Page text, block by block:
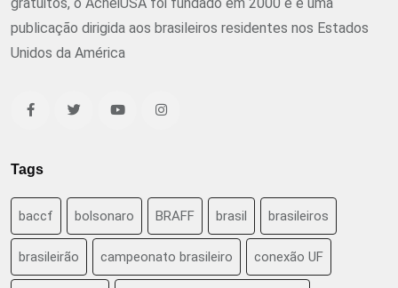
publicação dirigida aos brasileiros residentes nos Estados
Unidos da América
Tags
baccf bolsonaro BRAFF brasil brasileiros
brasileirão campeonato brasileiro conexão UF